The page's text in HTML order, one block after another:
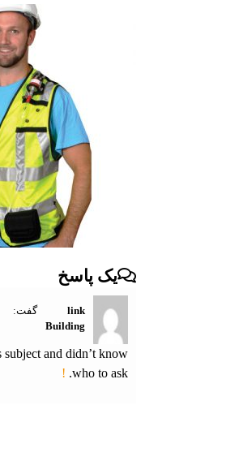
یک پاسخ
link
Building
گفت:
and didn’t know
who to ask.
!